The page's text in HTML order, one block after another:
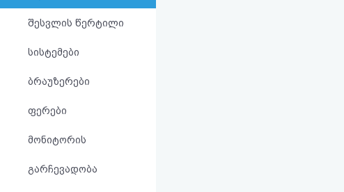
შეთანხმება
შესვლის წერტილი
სისტემები
ბრაუზერები
ფერები
მონიტორის
გარჩევადობა